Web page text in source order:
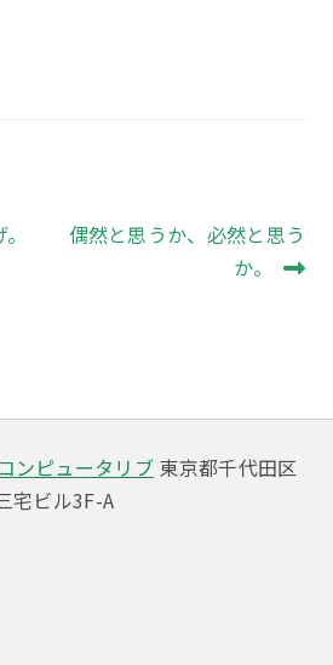
次
偶然と思うか、必然と思う
か。
ンピュータリブ 東京都千代田区
宅ビル3F-A